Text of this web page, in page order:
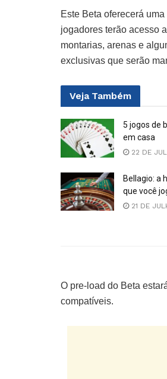
Este Beta oferecerá
jogadores terão acesso
montarias, arenas e
exclusivas que serão
Veja Também
5 jogos de
em casa
22 DE
Bellagio: a
que você
21 DE
O pre-load do Beta
compatíveis.